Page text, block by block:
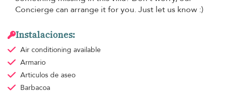
Concierge can arrange it for you. Just let us know :)
Instalaciones:
Air conditioning available
Armario
Articulos de aseo
Barbacoa